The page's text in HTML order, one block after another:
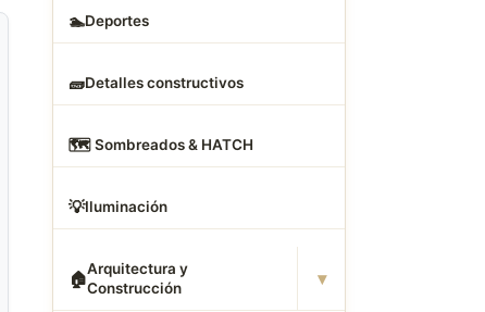
🏊Deportes
🧱Detalles constructivos
🗺️ Sombreados & HATCH
💡Iluminación
🏠Arquitectura y
Construcción
▾